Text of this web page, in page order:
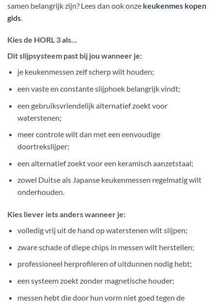
samen belangrijk zijn? Lees dan ook onze keukenmes kopen
gids
Kies de HORL 3 als…
Dit slijpsysteem past bij jou wanneer je:
je keukenmessen zelf scherp wilt houden;
een vaste en constante slijphoek belangrijk vindt;
een gebruiksvriendelijk alternatief zoekt voor
waterstenen;
meer controle wilt dan met een eenvoudige
doortrekslijper;
een alternatief zoekt voor een keramisch aanzetstaal;
zowel Duitse als Japanse keukenmessen regelmatig wilt
onderhouden.
Kies liever iets anders wanneer je:
volledig vrij uit de hand op waterstenen wilt slijpen;
zware schade of diepe chips in messen wilt herstellen;
professioneel herprofileren of uitdunnen nodig hebt;
een systeem zoekt zonder magnetische houder;
messen hebt die door hun vorm niet goed tegen de